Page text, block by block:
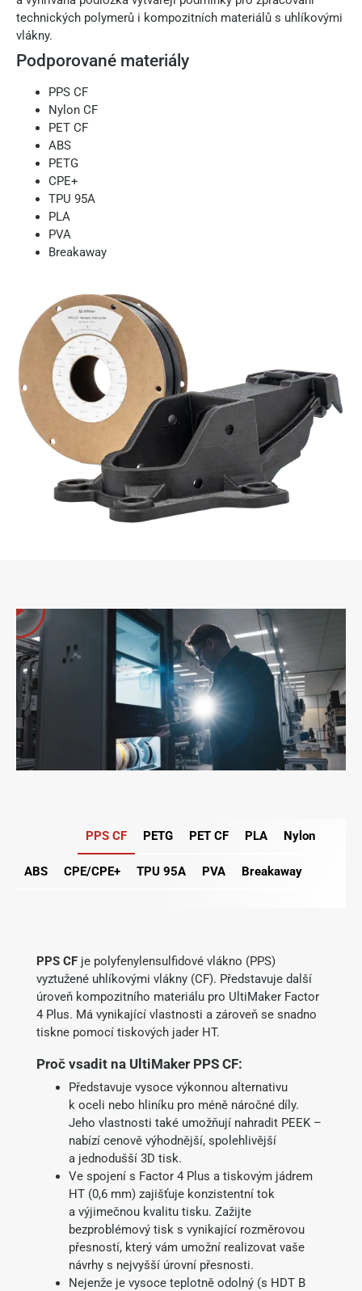
technických polymerů i kompozitních materiálů s uhlíkovými
vlákny.
Podporované materiály
PPS CF
Nylon CF
PET CF
ABS
PETG
CPE+
TPU 95A
PLA
PVA
Breakaway
PPS CF PETG PET CF PLA Nylon
ABS CPE/CPE+ TPU 95A PVA Breakaway
PPS CF je polyfenylensulfidové vlákno (PPS)
vyztužené uhlíkovými vlákny (CF). Představuje další
úroveň kompozitního materiálu pro UltiMaker Factor
4 Plus. Má vynikající vlastnosti a zároveň se snadno
tiskne pomocí tiskových jader HT.
Proč vsadit na UltiMaker PPS CF:
Představuje vysoce výkonnou alternativu
k oceli nebo hliníku pro méně náročné díly.
Jeho vlastnosti také umožňují nahradit PEEK –
nabízí cenově výhodnější, spolehlivější
a jednodušší 3D tisk.
Ve spojení s Factor 4 Plus a tiskovým jádrem
HT (0,6 mm) zajišťuje konzistentní tok
a výjimečnou kvalitu tisku. Zažijte
bezproblémový tisk s vynikající rozměrovou
přesností, který vám umožní realizovat vaše
návrhy s nejvyšší úrovní přesnosti.
Nejenže je vysoce teplotně odolný (s HDT B